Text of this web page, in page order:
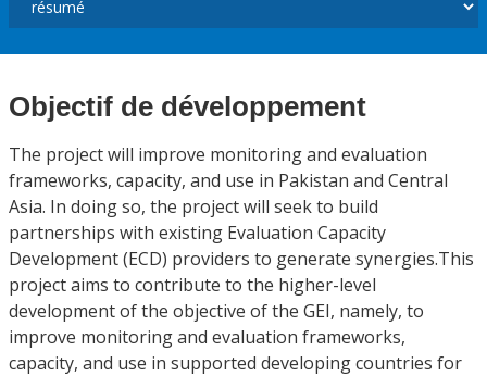
Objectif de développement
The project will improve monitoring and evaluation
frameworks, capacity, and use in Pakistan and Central
Asia. In doing so, the project will seek to build
partnerships with existing Evaluation Capacity
Development (ECD) providers to generate synergies.This
project aims to contribute to the higher-level
development of the objective of the GEI, namely, to
improve monitoring and evaluation frameworks,
capacity, and use in supported developing countries for